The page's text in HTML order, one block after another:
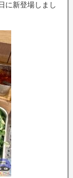
に新登場しまし